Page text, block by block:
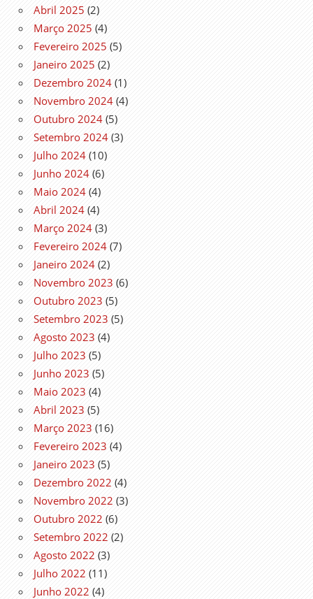
Abril 2025 (2)
Março 2025 (4)
Fevereiro 2025 (5)
Janeiro 2025 (2)
Dezembro 2024 (1)
Novembro 2024 (4)
Outubro 2024 (5)
Setembro 2024 (3)
Julho 2024 (10)
Junho 2024 (6)
Maio 2024 (4)
Abril 2024 (4)
Março 2024 (3)
Fevereiro 2024 (7)
Janeiro 2024 (2)
Novembro 2023 (6)
Outubro 2023 (5)
Setembro 2023 (5)
Agosto 2023 (4)
Julho 2023 (5)
Junho 2023 (5)
Maio 2023 (4)
Abril 2023 (5)
Março 2023 (16)
Fevereiro 2023 (4)
Janeiro 2023 (5)
Dezembro 2022 (4)
Novembro 2022 (3)
Outubro 2022 (6)
Setembro 2022 (2)
Agosto 2022 (3)
Julho 2022 (11)
Junho 2022 (4)